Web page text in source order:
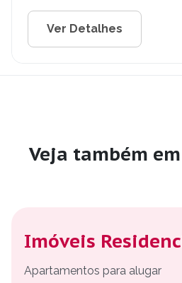
Ver Detalhes
Veja também
Imóveis
Apartamentos para alugar